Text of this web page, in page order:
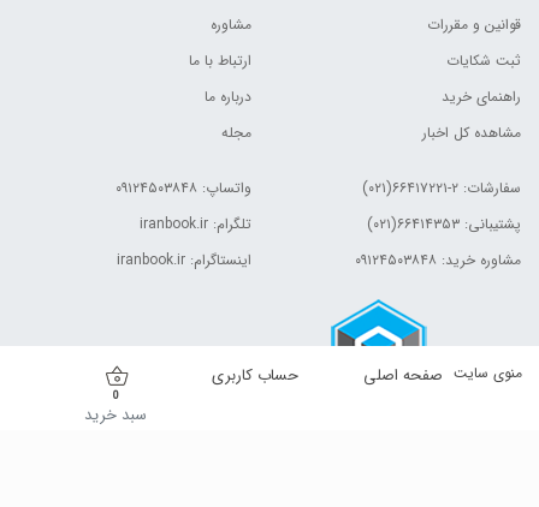
صفحه اصلی منوی سایت حساب کاربری
0
سبد خرید
قوانین و مقررات
ثبت شکایات
راهنمای خرید
مشاهده کل اخبار
مشاوره
ارتباط با ما
درباره ما
مجله
سفارشات: ۲-۶۶۴۱۷۲۲۱(۰۲۱)
پشتیبانی: ۶۶۴۱۴۳۵۳(۰۲۱)
مشاوره خرید: ۰۹۱۲۴۵۰۳۸۴۸
واتساپ: ۰۹۱۲۴۵۰۳۸۴۸
تلگرام: iranbook.ir
اینستاگرام: iranbook.ir